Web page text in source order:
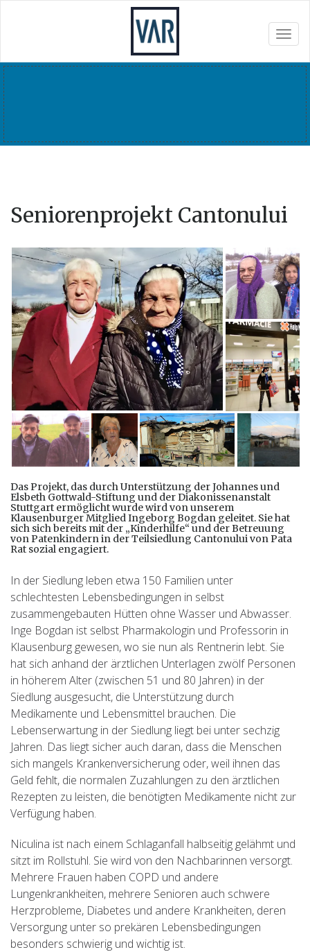
Seniorenprojekt Cantonului
Das Projekt, das durch Unterstützung der Johannes und
Elsbeth Gottwald-Stiftung und der Diakonissenanstalt
Stuttgart ermöglicht wurde wird von unserem
Klausenburger Mitglied Ingeborg Bogdan geleitet. Sie hat
sich sich bereits mit der „Kinderhilfe“ und der Betreuung
von Patenkindern in der Teilsiedlung Cantonului von Pata
Rat sozial engagiert.
In der Siedlung leben etwa 150 Familien unter
schlechtesten Lebensbedingungen in selbst
zusammengebauten Hütten ohne Wasser und Abwasser.
Inge Bogdan ist selbst Pharmakologin und Professorin in
Klausenburg gewesen, wo sie nun als Rentnerin lebt. Sie
hat sich anhand der ärztlichen Unterlagen zwölf Personen
in höherem Alter (zwischen 51 und 80 Jahren) in der
Siedlung ausgesucht, die Unterstützung durch
Medikamente und Lebensmittel brauchen. Die
Lebenserwartung in der Siedlung liegt bei unter sechzig
Jahren. Das liegt sicher auch daran, dass die Menschen
sich mangels Krankenversicherung oder, weil ihnen das
Geld fehlt, die normalen Zuzahlungen zu den ärztlichen
Rezepten zu leisten, die benötigten Medikamente nicht zur
Verfügung haben.
Niculina ist nach einem Schlaganfall halbseitig gelähmt und
sitzt im Rollstuhl. Sie wird von den Nachbarinnen versorgt.
Mehrere Frauen haben COPD und andere
Lungenkrankheiten, mehrere Senioren auch schwere
Herzprobleme, Diabetes und andere Krankheiten, deren
Versorgung unter so prekären Lebensbedingungen
besonders schwierig und wichtig ist.